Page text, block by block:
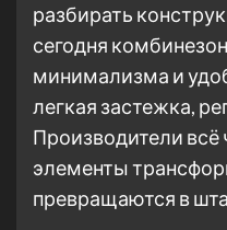
разбирать
сегодня
минимализма и
легкая застежка,
Производители
элементы
превращаются в